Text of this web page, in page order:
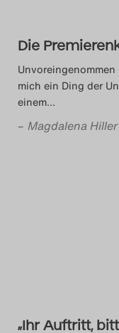
Die
mich ein Ding der
einem…
– Magdalena Hiller
„Ihr Auftritt,